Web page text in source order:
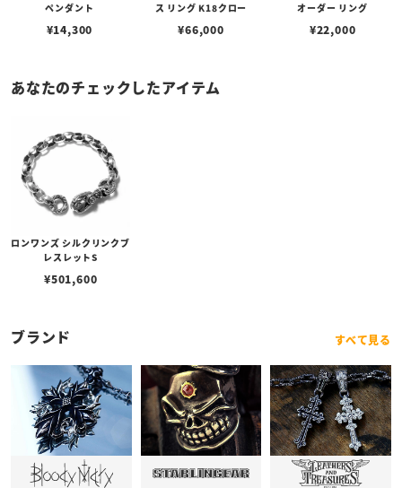
ペンダント
¥14,300
ス リング K18クロー
¥66,000
オーダー リング
¥22,000
あなたのチェックしたアイテム
ロンワンズ シルクリンクブ
レスレットS
¥501,600
ブランド すべて見る